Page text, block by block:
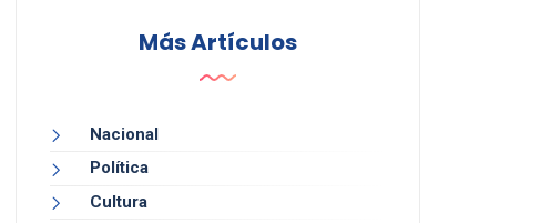
Más Artículos
Nacional
Política
Cultura